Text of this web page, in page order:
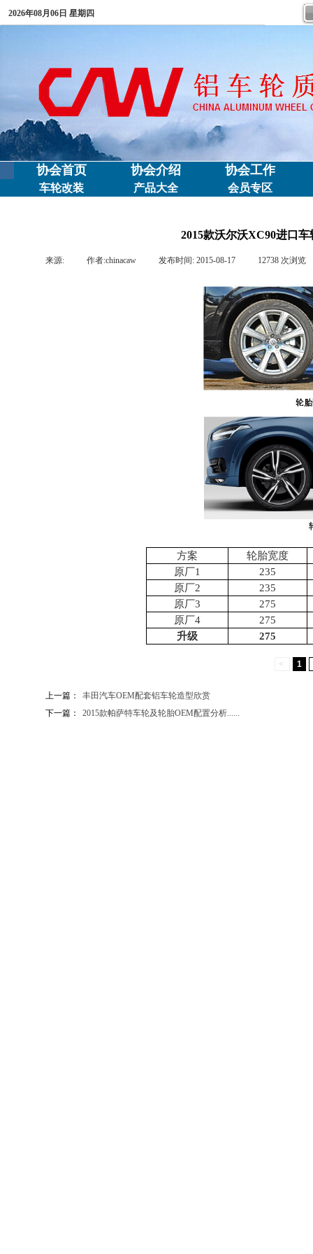
2026年08月06日 星期四
协会首页 协会介绍 协会工作
车轮改装 产品大全 会员专区
2015款沃尔沃XC90进口
来源: 作者:chinacaw 发布时间: 2015-08-17 12738 次浏览
方案
轮胎宽度
原厂1
235
原厂2
235
原厂3
275
原厂4
275
升级
275
< 1
上一篇：
丰田汽车OEM配套铝车轮造型欣赏
下一篇：
2015款帕萨特车轮及轮胎OEM配置分析......